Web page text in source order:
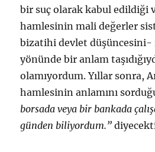
bir suç olarak kabul edildiği
hamlesinin mali değerler
bizatihi devlet düşüncesini-
yönünde bir anlam
olamıyordum. Yıllar sonra,
hamlesinin anlamını
borsada veya bir bankada
günden biliyordum.”